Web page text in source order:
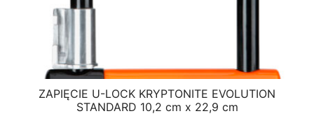
ZAPIĘCIE U-LOCK KRYPTONITE EVOLUTION
STANDARD 10,2 cm x 22,9 cm